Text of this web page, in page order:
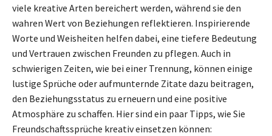
viele kreative Arten bereichert werden, während sie den
wahren Wert von Beziehungen reflektieren. Inspirierende
Worte und Weisheiten helfen dabei, eine tiefere Bedeutung
und Vertrauen zwischen Freunden zu pflegen. Auch in
schwierigen Zeiten, wie bei einer Trennung, können einige
lustige Sprüche oder aufmunternde Zitate dazu beitragen,
den Beziehungsstatus zu erneuern und eine positive
Atmosphäre zu schaffen. Hier sind ein paar Tipps, wie Sie
Freundschaftssprüche kreativ einsetzen können: